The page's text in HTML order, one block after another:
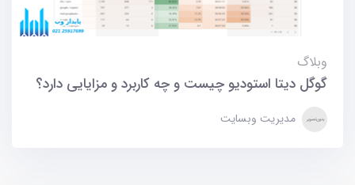
وبلاگ
گوگل دیتا استودیو چیست و چه کاربرد و مزایایی دارد؟
مدیریت وبسایت